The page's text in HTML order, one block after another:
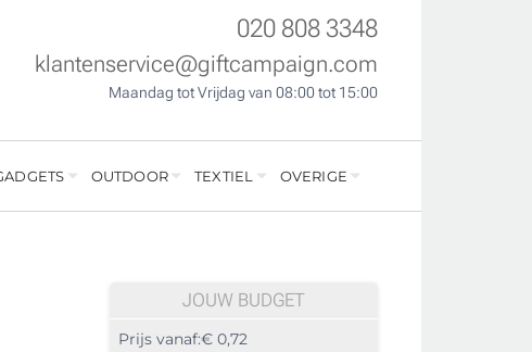
020 808 3348
klantenservice@giftcampaign.com
Maandag tot Vrijdag van 08:00 tot 15:00
OUTDOOR TEXTIEL OVERIGE
JOUW BUDGET
Prijs vanaf:€ 0,72